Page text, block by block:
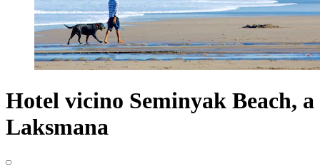
Hotel vicino Seminyak Beach, a
Laksmana